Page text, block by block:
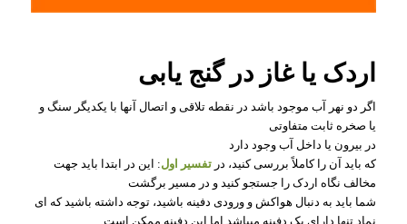
اردک یا غاز در گنج یابی
اگر دو نهر آب موجود باشد در نقطه تلاقی و اتصال آنها با یکدیگر سنگ و
یا صخره ثابت متفاوتی
در بیرون یا داخل آب وجود دارد
که باید آن را کاملاً بررسی کنید، در تفسیر اول: این در ابتدا باید جهت
مخالف نگاه اردک را جستجو کنید و در مسیر برگشت
شما باید به دنبال هواکش و ورودی دفینه باشید، توجه داشته باشید که ای
نماد تنها دارای یک دفینه میباشد اما این دفینه ممکن است